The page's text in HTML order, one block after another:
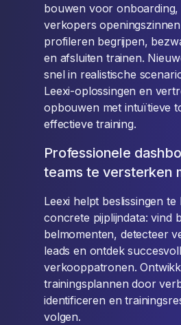
bouwen voor onboarding,
verkopers
profileren begrijpen,
en afsluiten trainen.
snel in realistische
Leexi-oplossingen en
opbouwen met intuïtieve
effectieve training.
Professionele
teams te versterken
Leexi helpt beslissingen te
concrete pijplijndata: vind
belmomenten, detecteer
leads en ontdek
verkooppatronen.
trainingsplannen door
identificeren en
volgen.